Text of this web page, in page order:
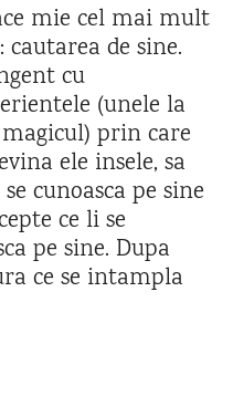
mie cel mai mult
de sine.
cu
(unele la
prin care
ele insele, sa
cunoasca pe sine
ce li se
pe sine. Dupa
ce se intampla